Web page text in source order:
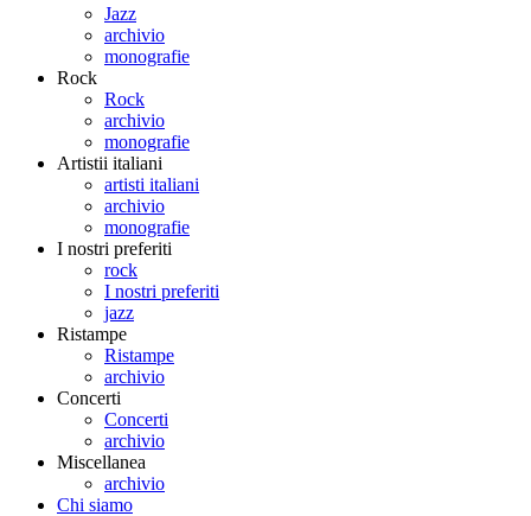
Jazz
archivio
monografie
Rock
Rock
archivio
monografie
Artistii italiani
artisti italiani
archivio
monografie
I nostri preferiti
rock
I nostri preferiti
jazz
Ristampe
Ristampe
archivio
Concerti
Concerti
archivio
Miscellanea
archivio
Chi siamo